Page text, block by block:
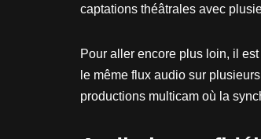
captations théâtrales avec
Pour aller encore plus loin, il
le même flux audio sur
productions multicam où la